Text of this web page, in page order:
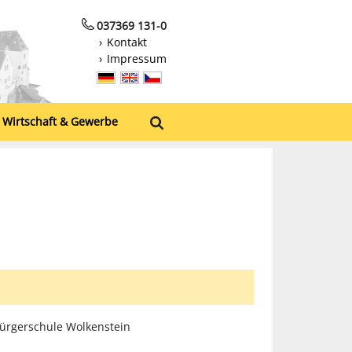
037369 131-0
Kontakt
Impressum
Wirtschaft & Gewerbe
Wolkenstein